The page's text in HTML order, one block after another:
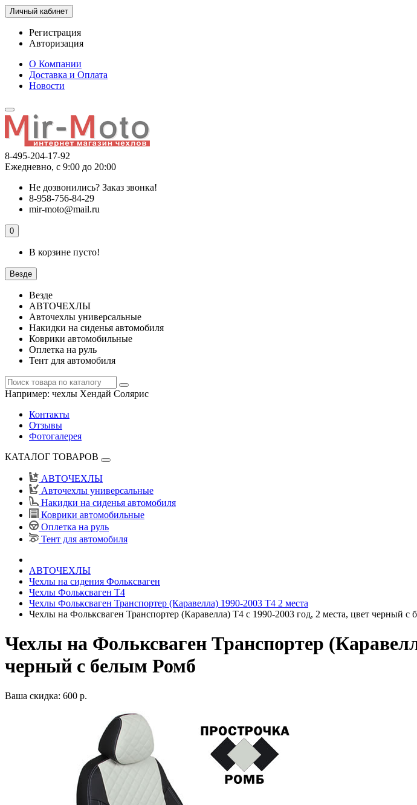
Личный кабинет
Регистрация
Авторизация
О Компании
Доставка и Оплата
Новости
8-495-204-17-92
Ежедневно, с 9:00 до 20:00
Не дозвонились? Заказ звонка!
8-958-756-84-29
mir-moto@mail.ru
0
В корзине пусто!
Везде
Везде
АВТОЧЕХЛЫ
Авточехлы универсальные
Накидки на сиденья автомобиля
Коврики автомобильные
Оплетка на руль
Тент для автомобиля
Например: чехлы Хендай Солярис
Контакты
Отзывы
Фотогалерея
КАТАЛОГ ТОВАРОВ
АВТОЧЕХЛЫ
Авточехлы универсальные
Накидки на сиденья автомобиля
Коврики автомобильные
Оплетка на руль
Тент для автомобиля
АВТОЧЕХЛЫ
Чехлы на сидения Фольксваген
Чехлы Фольксваген Т4
Чехлы Фольксваген Транспортер (Каравелла) 1990-2003 Т4 2 места
Чехлы на Фольксваген Транспортер (Каравелла) Т4 с 1990-2003 год, 2 места, цвет черный с
Чехлы на Фольксваген Транспортер
черный с белым Ромб
Ваша скидка: 600 р.